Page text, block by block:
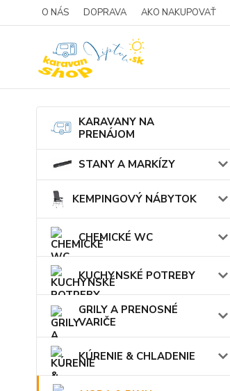
O NÁS DOPRAVA AKO NAKUPOVAŤ
KARAVANY NA
PRENÁJOM
STANY A MARKÍZY
KEMPINGOVÝ NÁBYTOK
CHEMICKÉ WC
KUCHYNSKÉ POTREBY
GRILY A PRENOSNÉ
VARIČE
KÚRENIE & CHLADENIE